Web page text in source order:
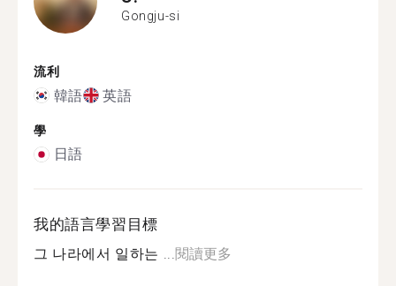
Gongju-si
流利
韓語 英語
學
日語
我的語言學習目標
그 나라에서 일하는 ...閱讀更多